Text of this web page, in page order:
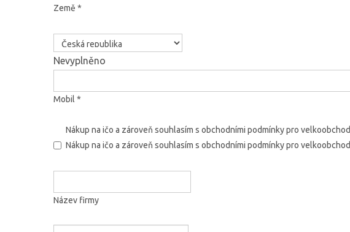
Země *
Nevyplněno
Mobil *
Nákup na ičo a zároveň souhlasím s obchodními podmínky pro velkoobchod
Nákup na ičo a zároveň souhlasím s obchodními podmínky pro velkoobchod
Název firmy